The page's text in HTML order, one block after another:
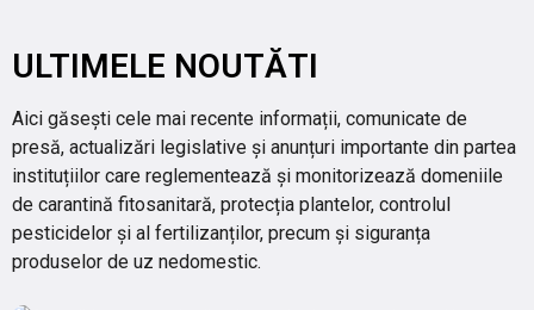
ULTIMELE NOUTĂTI
Aici găsești cele mai recente informații, comunicate de
presă, actualizări legislative și anunțuri importante din partea
instituțiilor care reglementează și monitorizează domeniile
de carantină fitosanitară, protecția plantelor, controlul
pesticidelor și al fertilizanților, precum și siguranța
produselor de uz nedomestic.